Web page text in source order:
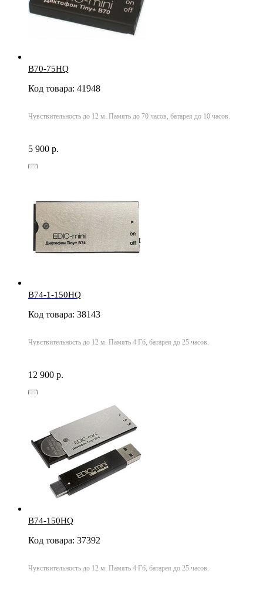
B70-75HQ
Код товара: 41948
Чувствительность до 12 м. Память до 70 часов, батарея до 10 часов.
5 900 р.
B74-1-150HQ
Код товара: 38143
Чувствительность до 12 м. Память 4 Гб, батарея до 25 часов.
12 900 р.
B74-150HQ
Код товара: 37392
Чувствительность до 12 м. Память 4 Гб, батарея до 25 часов.